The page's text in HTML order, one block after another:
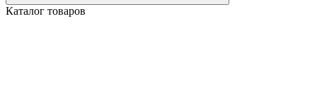
Каталог товаров